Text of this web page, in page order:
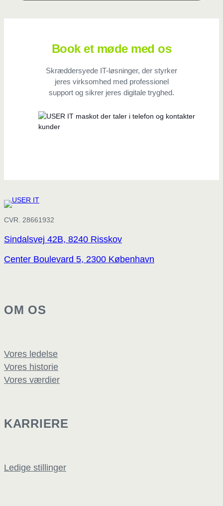
Book et møde med os
Skræddersyede IT-løsninger, der styrker
jeres virksomhed med professionel
support og sikrer jeres digitale tryghed.
CVR. 28661932
Sindalsvej 42B, 8240 Risskov
Center Boulevard 5, 2300 København
OM OS
Vores ledelse
Vores historie
Vores værdier
KARRIERE
Ledige stillinger